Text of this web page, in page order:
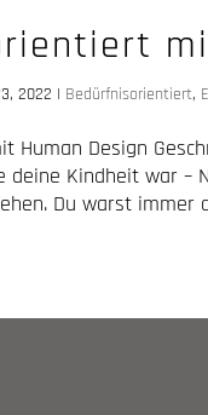
2022 | Bedürfnisorientiert,
Human Design
Kindheit war –
Du warst immer